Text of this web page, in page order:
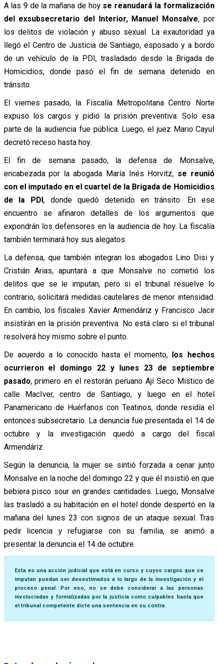
A las 9 de la mañana de hoy se reanudará la formalización
del exsubsecretario del Interior, Manuel Monsalve, por
los delitos de violación y abuso sexual. La exautoridad ya
llegó el Centro de Justicia de Santiago, esposado y a bordo
de un vehículo de la PDI, trasladado desde la Brigada de
Homicidios, donde pasó el fin de semana detenido en
tránsito.
El viernes pasado, la Fiscalía Metropolitana Centro Norte
expuso los cargos y pidió la prisión preventiva. Solo esa
parte de la audiencia fue pública. Luego, el juez Mario Cayul
decretó receso hasta hoy.
El fin de semana pasado, la defensa de Monsalve,
encabezada por la abogada María Inés Horvitz, se reunió
con el imputado en el cuartel de la Brigada de Homicidios
de la PDI, donde quedó detenido en tránsito. En ese
encuentro se afinaron detalles de los argumentos que
expondrán los defensores en la audiencia de hoy. La fiscalía
también terminará hoy sus alegatos.
La defensa, que también integran los abogados Lino Disi y
Cristián Arias, apuntará a que Monsalve no cometió los
delitos que se le imputan, pero si el tribunal resuelve lo
contrario, solicitará medidas cautelares de menor intensidad.
En cambio, los fiscales Xavier Armendáriz y Francisco Jacir
insistirán en la prisión preventiva. No está claro si el tribunal
resolverá hoy mismo sobre el punto.
De acuerdo a lo conocido hasta el momento, los hechos
ocurrieron el domingo 22 y lunes 23 de septiembre
pasado, primero en el restorán peruano Ají Seco Místico de
calle MacIver, centro de Santiago, y luego en el hotel
Panamericano de Huérfanos con Teatinos, donde residía el
entonces subsecretario. La denuncia fue presentada el 14 de
octubre y la investigación quedó a cargo del fiscal
Armendáriz.
Según la denuncia, la mujer se sintió forzada a cenar junto
Monsalve en la noche del domingo 22 y que él insistió en que
bebiera pisco sour en grandes cantidades. Luego, Monsalve
las trasladó a su habitación en el hotel donde despertó en la
mañana del lunes 23 con signos de un ataque sexual. Tras
pedir licencia y refugiarse con su familia, se animó a
presentar la denuncia el 14 de octubre.
Esta es una acción judicial que está en curso y cuyos cargos que se
imputan puedan ser desestimados a lo largo de la investigación y el
proceso penal. Por eso, no se debe considerar a las personas
involucradas y formalizadas por la justicia como culpables hasta que
el tribunal competente dicte una sentencia en su contra.